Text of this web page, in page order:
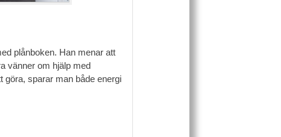
plånboken. Han menar att
vänner om hjälp med
sparar man både energi